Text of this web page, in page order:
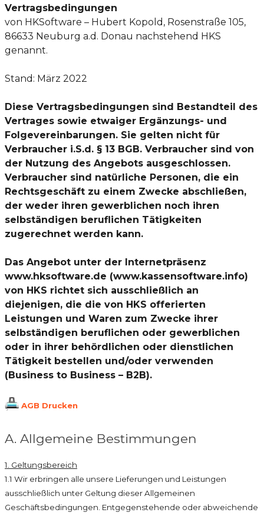
Vertragsbedingungen
von HKSoftware – Hubert Kopold, Rosenstraße 105,
86633 Neuburg a.d. Donau nachstehend HKS
genannt.
Stand: März 2022
Diese Vertragsbedingungen sind Bestandteil des
Vertrages sowie etwaiger Ergänzungs- und
Folgevereinbarungen. Sie gelten nicht für
Verbraucher i.S.d. § 13 BGB. Verbraucher sind von
der Nutzung des Angebots ausgeschlossen.
Verbraucher sind natürliche Personen, die ein
Rechtsgeschäft zu einem Zwecke abschließen,
der weder ihren gewerblichen noch ihren
selbständigen beruflichen Tätigkeiten
zugerechnet werden kann.
Das Angebot unter der Internetpräsenz
www.hksoftware.de (www.kassensoftware.info)
von HKS richtet sich ausschließlich an
diejenigen, die die von HKS offerierten
Leistungen und Waren zum Zwecke ihrer
selbständigen beruflichen oder gewerblichen
oder in ihrer behördlichen oder dienstlichen
Tätigkeit bestellen und/oder verwenden
(Business to Business – B2B).
AGB Drucken
A. Allgemeine Bestimmungen
1. Geltungsbereich
1.1 Wir erbringen alle unsere Lieferungen und Leistungen
ausschließlich unter Geltung dieser Allgemeinen
Geschäftsbedingungen. Entgegenstehende oder abweichende